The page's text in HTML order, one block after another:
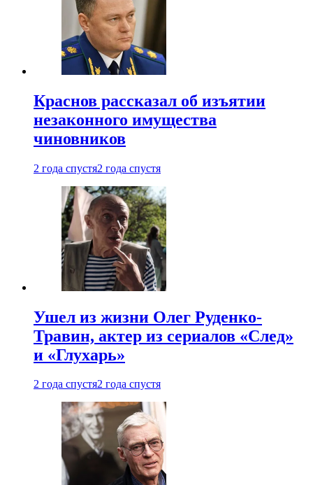
Краснов рассказал об изъятии
незаконного имущества
чиновников
2 года спустя2 года спустя
Ушел из жизни Олег Руденко-
Травин, актер из сериалов «След»
и «Глухарь»
2 года спустя2 года спустя